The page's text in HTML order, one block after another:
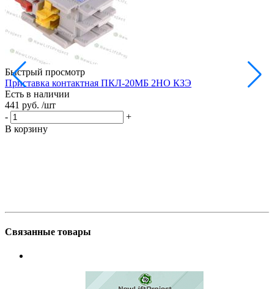
Быстрый просмотр
Приставка контактная ПКЛ-20МБ 2НО КЗЭ
Есть в наличии
441 руб. /шт
-
+
В корзину
Связанные товары